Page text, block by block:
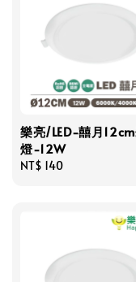
樂亮/LED-囍月
燈-12W
Regular
NT$ 140